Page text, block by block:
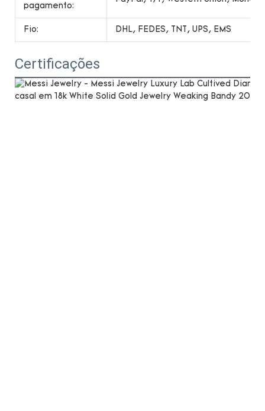
pagamento:
Fio: DHL, FEDES, TNT, UPS, EMS
Certificações